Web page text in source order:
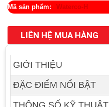
Mã sản phẩm: Waterco-H
LIÊN HỆ MUA HÀNG
GIỚI THIỆU
ĐẶC ĐIỂM NỔI BẬT
THÔNG SỐ KỸ THUẬT